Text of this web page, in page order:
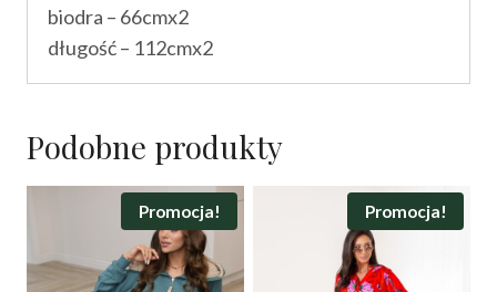
biodra – 66cmx2
długość – 112cmx2
Podobne produkty
Promocja! Promocja!